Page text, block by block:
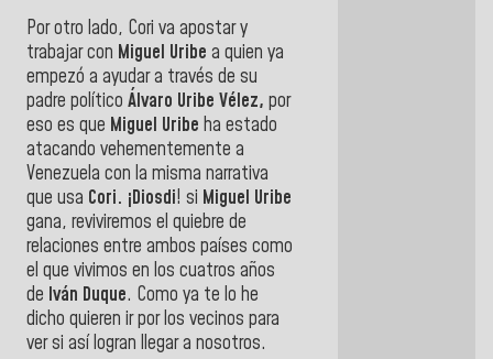
Por otro lado, Cori va apostar y
trabajar con Miguel Uribe a quien ya
empezó a ayudar a través de su
padre político Álvaro Uribe Vélez, por
eso es que Miguel Uribe ha estado
atacando vehementemente a
Venezuela con la misma narrativa
que usa Cori. ¡Diosdi! si Miguel Uribe
gana, reviviremos el quiebre de
relaciones entre ambos países como
el que vivimos en los cuatros años
de Iván Duque. Como ya te lo he
dicho quieren ir por los vecinos para
ver si así logran llegar a nosotros.